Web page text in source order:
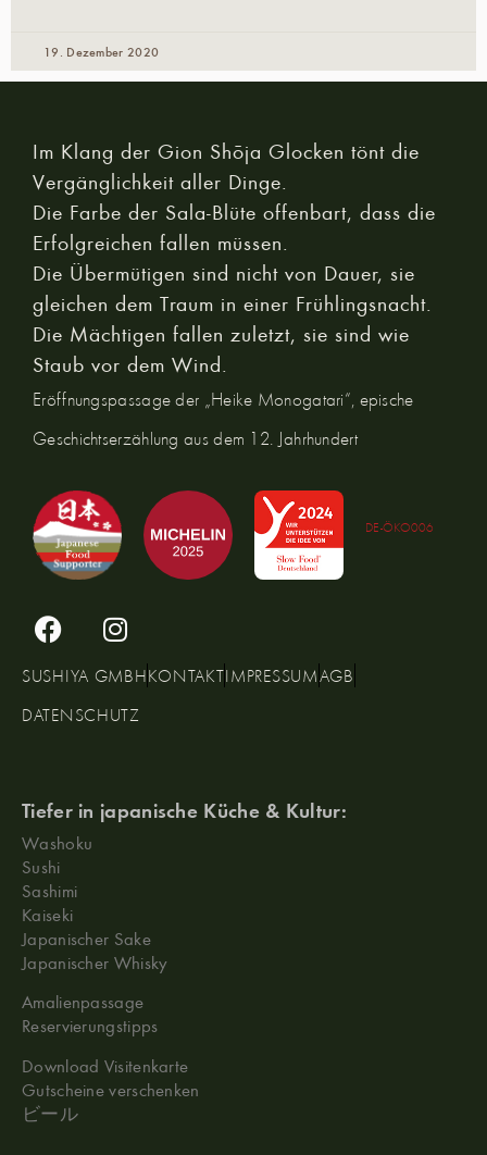
19. Dezember 2020
Im Klang der Gion Shōja Glocken tönt die
Vergänglichkeit aller Dinge.
Die Farbe der Sala-Blüte offenbart, dass die
Erfolgreichen fallen müssen.
Die Übermütigen sind nicht von Dauer, sie
gleichen dem Traum in einer Frühlingsnacht.
Die Mächtigen fallen zuletzt, sie sind wie
Staub vor dem Wind.
Eröffnungspassage der „Heike Monogatari“, epische
Geschichtserzählung aus dem 12. Jahrhundert
DE-ÖKO006
SUSHIYA GMBHKONTAKTIMPRESSUMAGB
DATENSCHUTZ
Tiefer in japanische Küche & Kultur:
Washoku
Sushi
Sashimi
Kaiseki
Japanischer Sake
Japanischer Whisky
Amalienpassage
Reservierungstipps
Download Visitenkarte
Gutscheine verschenken
ビール